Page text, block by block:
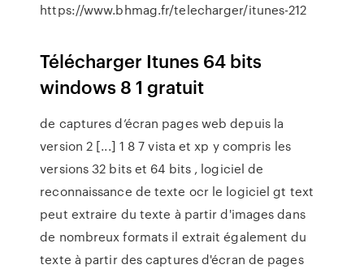
https://www.bhmag.fr/telecharger/itunes-212
Télécharger Itunes 64 bits
windows 8 1 gratuit
de captures d’écran pages web depuis la
version 2 [...] 1 8 7 vista et xp y compris les
versions 32 bits et 64 bits , logiciel de
reconnaissance de texte ocr le logiciel gt text
peut extraire du texte à partir d'images dans
de nombreux formats il extrait également du
texte à partir des captures d'écran de pages